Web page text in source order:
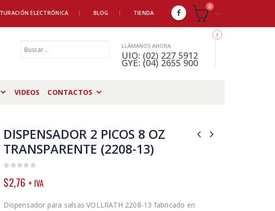
ELECTRÓNICA BLOG TIENDA
0
LLÁMANOS AHORA
UIO: (02) 227 5912
GYE: (04) 2655 900
VIDEOS CONTACTOS
DISPENSADOR 2 PICOS 8 OZ
TRANSPARENTE (2208-13)
out
of
$2,76 + IVA
Dispensador para salsas VOLLRATH 2208-13 fabricado en